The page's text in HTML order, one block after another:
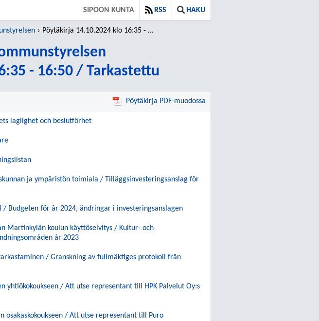
SIPOON KUNTA RSS HAKU
Pöytäkirja 14.10.2024 klo 16:35 - 16:50 / Tarkastettu
- 16:50 / Tarkastettu
Pöytäkirja PDF-muodossa
laglighet och beslutförhet
ja ympäristön toimiala / Tilläggsinvesteringsanslag för
Budgeten för år 2024, ändringar i investeringsanslagen
Martinkylän koulun käyttöselvitys / Kultur- och
år 2023
/ Granskning av fullmäktiges protokoll från
yhtiökokoukseen / Att utse representant till HPK Palvelut Oy:s
osakaskokoukseen / Att utse representant till Puro